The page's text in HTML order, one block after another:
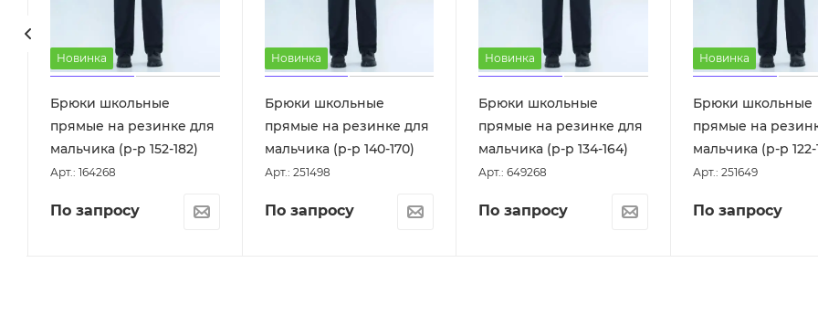
Новинка
Брюки школьные
прямые на резинке для
мальчика (р-р 152-182)
Арт.: 164268
По запросу
Новинка
Брюки школьные
прямые на резинке для
мальчика (р-р 140-170)
Арт.: 251498
По запросу
Новинка
Брюки школьные
прямые на резинке для
мальчика (р-р 134-164)
Арт.: 649268
По запросу
Новинка
Брюки школьные
прямые на
мальчика (р-р 122-
Арт.: 251649
По запросу